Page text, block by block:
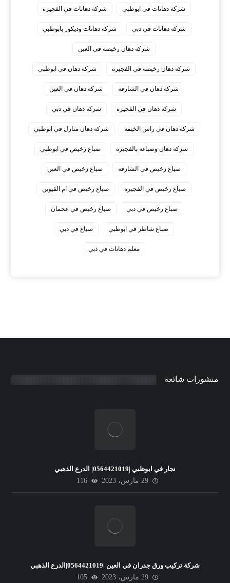
شركة دهانات في ابوظبي شركة دهانات في الفجيرة
شركة دهانات في دبي شركة دهانات وديكور بابوظبي
شركة دهان رخيصة في العين
شركة دهان رخيصة في الفجيرة شركة دهان في ابوظبي
شركة دهان في الشارقة شركة دهان في العين
شركة دهان في الفجيرة شركة دهان في دبي
شركة دهان في راس الخيمة شركة دهان منازل في ابوظبي
شركة دهان وصباغة بالفجيرة صباغ رخيص في ابوظبي
صباغ رخيص في الشارقة صباغ رخيص في العين
صباغ رخيص في الفجيرة صباغ رخيص في ام القيوين
صباغ رخيص في دبي صباغ رخيص في عجمان
صباغ شاطر في ابوظبي صباغ في دبي
معلم دهانات في دبي
منشورات شائعة
نجار في ابوظبي |0564421019| الدرع الذهبي
29 مارس، 2023
116
شركة تركيب ورق جدران في العين |0564421019|الدرع الذهبي
29 مارس، 2023
105